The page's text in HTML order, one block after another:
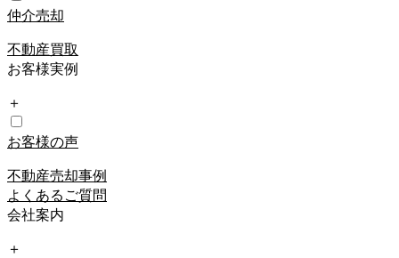
仲介売却
不動産買取
お客様実例
＋
お客様の声
不動産売却事例
よくあるご質問
会社案内
＋